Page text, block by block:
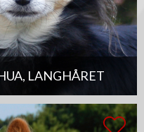
LANGHÅRET